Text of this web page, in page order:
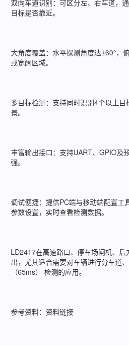
双向车道识别：可区分左、右车道，
目标是否靠近。
大角度覆盖：水平探测角度达±60°，
或宽阔区域。
多目标检测：支持同时识别4个以上
景。
丰富输出接口：支持UART、GPIO及
强。
调试便捷：提供PC端与移动端配置工
参数设置，实时查看检测数据。
LD2417在高速路口、停车场闸机、
出，尤其适合需要对车辆进行分车道
（65ms） 检测的应用。
参考资料：资料链接